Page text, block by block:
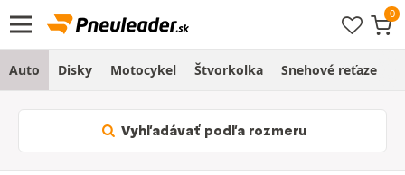
Auto Disky Motocykel Štvorkolka Snehové reťaze
Vyhľadávať podľa rozmeru